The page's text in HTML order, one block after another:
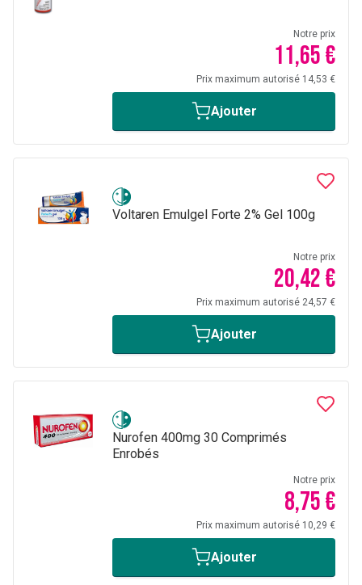
Notre prix
11,65 €
Prix maximum autorisé 14,53 €
Ajouter
Voltaren Emulgel Forte 2% Gel 100g
Notre prix
20,42 €
Prix maximum autorisé 24,57 €
Ajouter
Nurofen 400mg 30 Comprimés
Enrobés
Notre prix
8,75 €
Prix maximum autorisé 10,29 €
Ajouter